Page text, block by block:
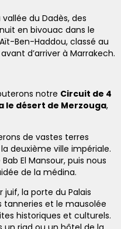
du Dadès, des
en bivouac dans le
Ben-Haddou, classé au
d’arriver à Marrakech.
notre Circuit de 4
le désert de Merzouga,
deuxième ville impériale.
El Mansour, puis nous
de la médina.
tanneries et le mausolée
historiques et culturels.